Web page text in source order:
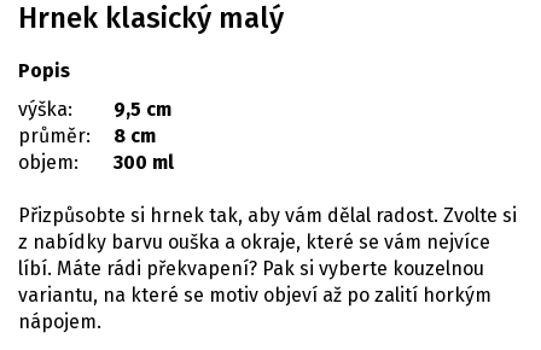
Hrnek klasický malý
Popis
výška:
9,5 cm
průměr:
8 cm
objem:
300 ml
Přizpůsobte si hrnek tak, aby vám dělal radost. Zvolte si
z nabídky barvu ouška a okraje, které se vám nejvíce
líbí. Máte rádi překvapení? Pak si vyberte kouzelnou
variantu, na které se motiv objeví až po zalití horkým
nápojem.